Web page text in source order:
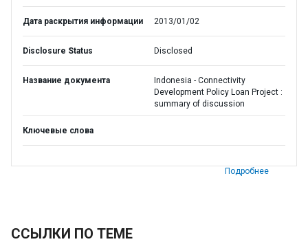
Дата раскрытия информации 2013/01/02
Disclosure Status Disclosed
Название документа
Indonesia - Connectivity
Development Policy Loan Project :
summary of discussion
Ключевые слова
Подробнее
ССЫЛКИ ПО ТЕМЕ